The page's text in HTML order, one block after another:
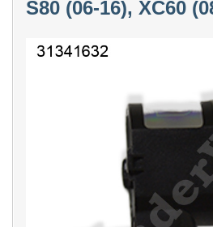
S80 (06-16), XC60